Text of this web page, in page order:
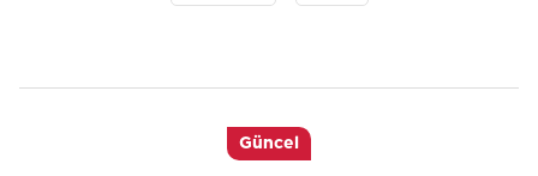
Güncel